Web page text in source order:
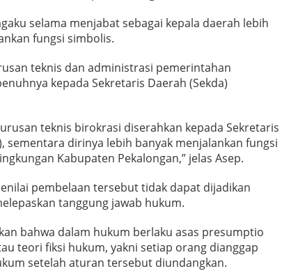
selama menjabat sebagai kepala daerah lebih
fungsi simbolis.
teknis dan administrasi pemerintahan
kepada Sekretaris Daerah (Sekda)
urusan teknis birokrasi diserahkan kepada Sekretaris
sementara dirinya lebih banyak menjalankan fungsi
Kabupaten Pekalongan,” jelas Asep.
pembelaan tersebut tidak dapat dijadikan
tanggung jawab hukum.
bahwa dalam hukum berlaku asas presumptio
teori fiksi hukum, yakni setiap orang dianggap
setelah aturan tersebut diundangkan.